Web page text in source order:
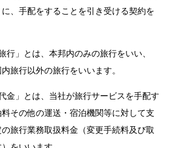
、手配をすることを引き受ける契約を
行」とは、本邦内のみの旅行をいい、
旅行以外の旅行をいいます。
金」とは、当社が旅行サービスを手配す
その他の運送・宿泊機関等に対して支
旅行業務取扱料金（変更手続料及び取